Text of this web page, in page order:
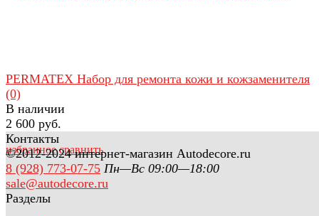
избранное сравнить
PERMATEX Набор для ремонта кожи и кожзаменителя
(0)
В наличии
2 600 руб.
Контакты
©2012-2024 интернет-магазин Autodecore.ru
8 (928) 773-07-75 Пн—Вс 09:00—18:00
sale@autodecore.ru
Разделы